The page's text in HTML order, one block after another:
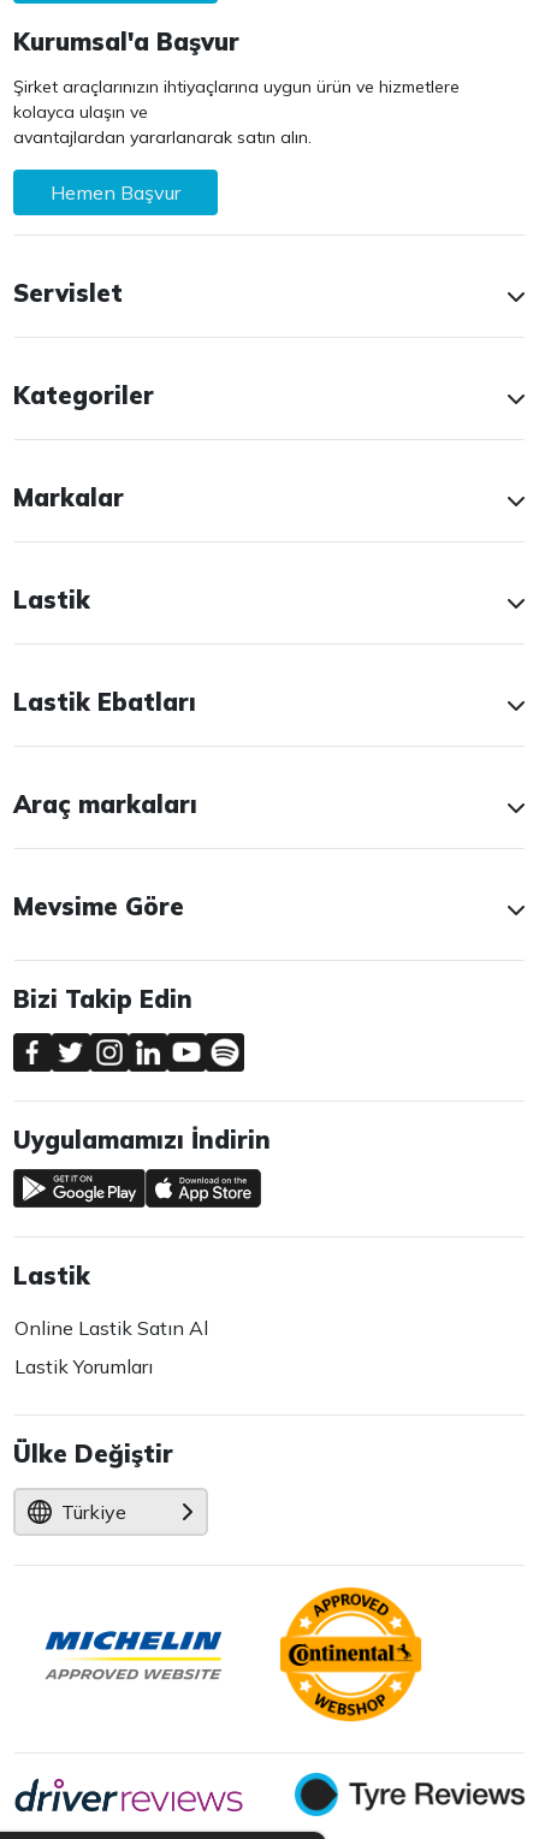
Kurumsal'a Başvur
Şirket araçlarınızın ihtiyaçlarına uygun ürün ve hizmetlere
kolayca ulaşın ve
avantajlardan yararlanarak satın alın.
Hemen Başvur
Servislet
Kategoriler
Markalar
Lastik
Lastik Ebatları
Araç markaları
Mevsime Göre
Bizi Takip Edin
Uygulamamızı İndirin
Lastik
Online Lastik Satın Al
Lastik Yorumları
Ülke Değiştir
Türkiye